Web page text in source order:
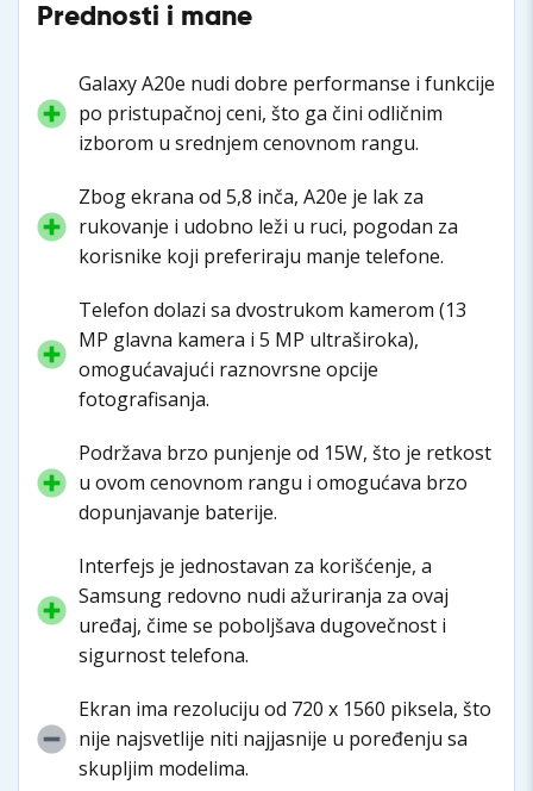
Prednosti i mane
Galaxy A20e nudi dobre performanse i funkcije
po pristupačnoj ceni, što ga čini odličnim
izborom u srednjem cenovnom rangu.
Zbog ekrana od 5,8 inča, A20e je lak za
rukovanje i udobno leži u ruci, pogodan za
korisnike koji preferiraju manje telefone.
Telefon dolazi sa dvostrukom kamerom (13
MP glavna kamera i 5 MP ultraširoka),
omogućavajući raznovrsne opcije
fotografisanja.
Podržava brzo punjenje od 15W, što je retkost
u ovom cenovnom rangu i omogućava brzo
dopunjavanje baterije.
Interfejs je jednostavan za korišćenje, a
Samsung redovno nudi ažuriranja za ovaj
uređaj, čime se poboljšava dugovečnost i
sigurnost telefona.
Ekran ima rezoluciju od 720 x 1560 piksela, što
nije najsvetlije niti najjasnije u poređenju sa
skupljim modelima.